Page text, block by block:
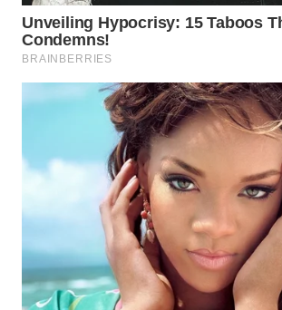
LIKUPANG
WN
WAHANA
NEWS